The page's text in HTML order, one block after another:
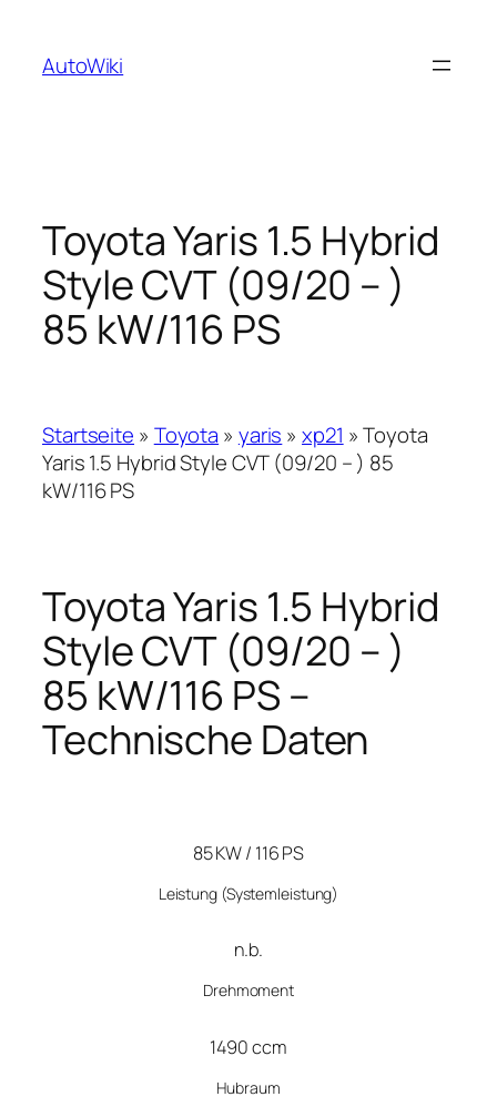
springen
AutoWiki
Toyota Yaris 1.5 Hybrid
Style CVT (09/20 – )
85 kW/116 PS
Startseite » Toyota » yaris »xp21 »Toyota
Yaris 1.5 Hybrid Style CVT (09/20 – ) 85
kW/116 PS
Toyota Yaris 1.5 Hybrid
Style CVT (09/20 – )
85 kW/116 PS –
Technische Daten
85 KW / 116 PS
Leistung(Systemleistung)
n.b.
Drehmoment
1490 ccm
Hubraum